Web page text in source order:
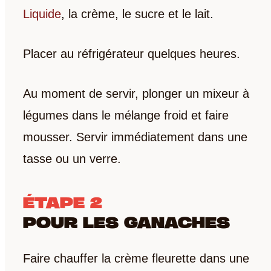
Liquide, la crème, le sucre et le lait.
Placer au réfrigérateur quelques heures.
Au moment de servir, plonger un mixeur à
légumes dans le mélange froid et faire
mousser. Servir immédiatement dans une
tasse ou un verre.
ÉTAPE 2
POUR LES GANACHES
Faire chauffer la crème fleurette dans une